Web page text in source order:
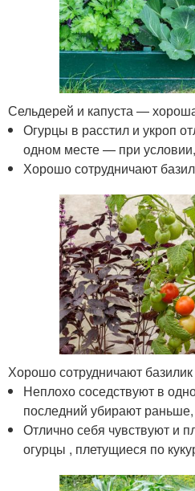
Сельдерей и капуста —
Огурцы в расстил и укроп
одном месте — при
Хорошо сотрудничают
Хорошо сотрудничают
Неплохо соседствуют в
последний убирают
Отлично себя чувствуют и
огурцы , плетущиеся по